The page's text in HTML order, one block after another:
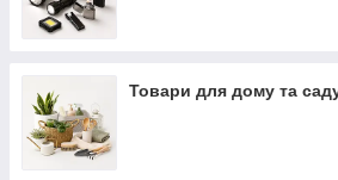
Товари для дому та